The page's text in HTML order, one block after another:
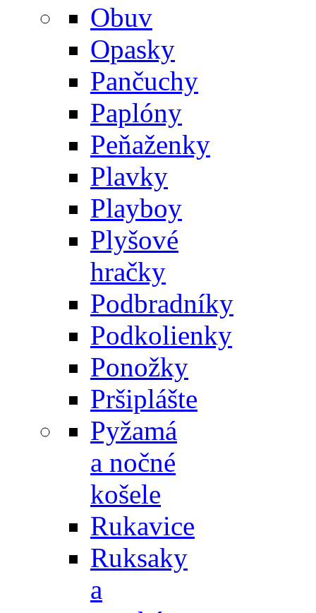
Obuv
Opasky
Pančuchy
Paplóny
Peňaženky
Plavky
Playboy
Plyšové
hračky
Podbradníky
Podkolienky
Ponožky
Pršiplášte
Pyžamá
a nočné
košele
Rukavice
Ruksaky
a